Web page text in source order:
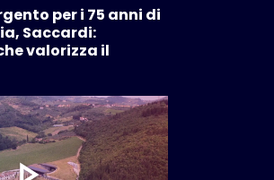
per i 75 anni di
Saccardi:
valorizza il